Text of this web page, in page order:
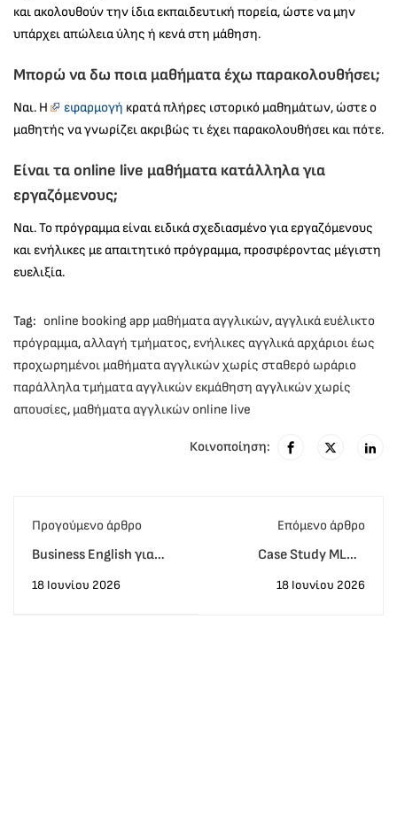
και ακολουθούν την ίδια εκπαιδευτική πορεία, ώστε να μην
υπάρχει απώλεια ύλης ή κενά στη μάθηση.
Μπορώ να δω ποια μαθήματα έχω παρακολουθήσει;
Ναι. Η εφαρμογή κρατά πλήρες ιστορικό μαθημάτων, ώστε ο
μαθητής να γνωρίζει ακριβώς τι έχει παρακολουθήσει και πότε.
Είναι τα online live μαθήματα κατάλληλα για
εργαζόμενους;
Ναι. Το πρόγραμμα είναι ειδικά σχεδιασμένο για εργαζόμενους
και ενήλικες με απαιτητικό πρόγραμμα, προσφέροντας μέγιστη
ευελιξία.
Tag: online booking app μαθήματα αγγλικών, αγγλικά ευέλικτο
πρόγραμμα, αλλαγή τμήματος, ενήλικες αγγλικά αρχάριοι έως
προχωρημένοι μαθήματα αγγλικών χωρίς σταθερό ωράριο
παράλληλα τμήματα αγγλικών εκμάθηση αγγλικών χωρίς
απουσίες, μαθήματα αγγλικών online live
Κοινοποίηση:
Προγούμενο άρθρο
Business English για
Online Live Τμήματα του
18 Ιουνίου 2026
Eπόμενο άρθρο
Case Study MLC -
ένα Lower Β2 δεκαετίας
18 Ιουνίου 2026